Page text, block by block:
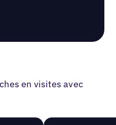
en visites avec